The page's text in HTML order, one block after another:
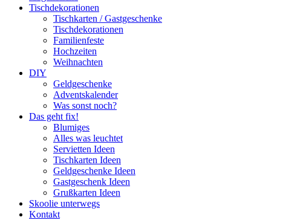
Tischdekorationen
Tischkarten / Gastgeschenke
Tischdekorationen
Familienfeste
Hochzeiten
Weihnachten
DIY
Geldgeschenke
Adventskalender
Was sonst noch?
Das geht fix!
Blumiges
Alles was leuchtet
Servietten Ideen
Tischkarten Ideen
Geldgeschenke Ideen
Gastgeschenk Ideen
Grußkarten Ideen
Skoolie unterwegs
Kontakt